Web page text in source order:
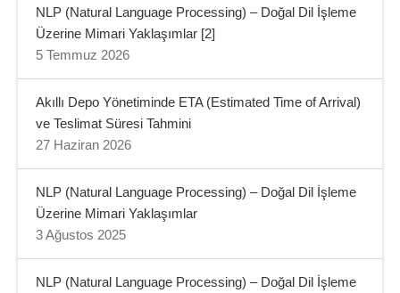
NLP (Natural Language Processing) – Doğal Dil İşleme
Üzerine Mimari Yaklaşımlar [2]
5 Temmuz 2026
Akıllı Depo Yönetiminde ETA (Estimated Time of Arrival)
ve Teslimat Süresi Tahmini
27 Haziran 2026
NLP (Natural Language Processing) – Doğal Dil İşleme
Üzerine Mimari Yaklaşımlar
3 Ağustos 2025
NLP (Natural Language Processing) – Doğal Dil İşleme